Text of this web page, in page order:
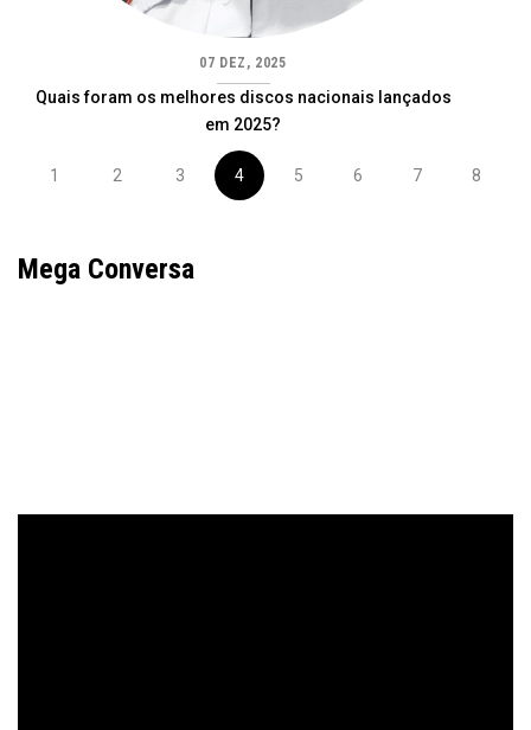
07 DEZ, 2025
Quais foram os melhores discos nacionais lançados
em 2025?
1 2 3 4 5 6 7 8
Mega Conversa